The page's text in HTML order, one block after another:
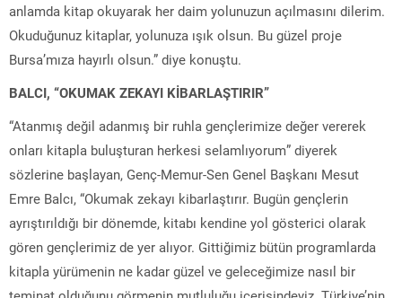
anlamda kitap okuyarak her daim yolunuzun açılmasını dilerim.
Okuduğunuz kitaplar, yolunuza ışık olsun. Bu güzel proje
Bursa’mıza hayırlı olsun.” diye konuştu.
BALCI, “OKUMAK ZEKAYI KİBARLAŞTIRIR”
“Atanmış değil adanmış bir ruhla gençlerimize değer vererek
onları kitapla buluşturan herkesi selamlıyorum” diyerek
sözlerine başlayan, Genç-Memur-Sen Genel Başkanı Mesut
Emre Balcı, “Okumak zekayı kibarlaştırır. Bugün gençlerin
ayrıştırıldığı bir dönemde, kitabı kendine yol gösterici olarak
gören gençlerimiz de yer alıyor. Gittiğimiz bütün programlarda
kitapla yürümenin ne kadar güzel ve geleceğimize nasıl bir